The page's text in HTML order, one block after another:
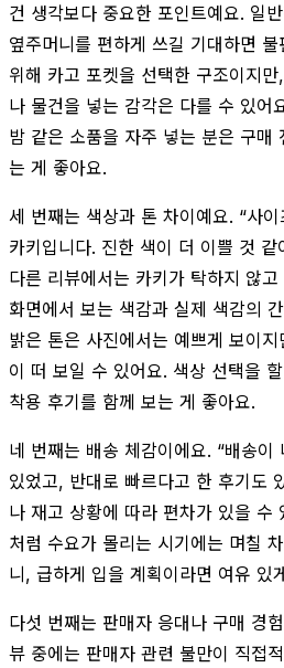
건 생각보다 중요한 포인트예요. 일
옆주머니를 편하게 쓰길 기대하면
위해 카고 포켓을 선택한 구조이지
나 물건을 넣는 감각은 다를 수 있어
밤 같은 소품을 자주 넣는 분은 구매
는 게 좋아요.
세 번째는 색상과 톤 차이예요. “사
카키입니다. 진한 색이 더 이쁠 것 같
다른 리뷰에서는 카키가 탁하지 않
화면에서 보는 색감과 실제 색감의
밝은 톤은 사진에서는 예쁘게 보이
이 떠 보일 수 있어요. 색상 선택을
착용 후기를 함께 보는 게 좋아요.
네 번째는 배송 체감이에요. “배송이
있었고, 반대로 빠르다고 한 후기도
나 재고 상황에 따라 편차가 있을 수
처럼 수요가 몰리는 시기에는 며칠
니, 급하게 입을 계획이라면 여유 있
다섯 번째는 판매자 응대나 구매 경
뷰 중에는 판매자 관련 불만이 직접